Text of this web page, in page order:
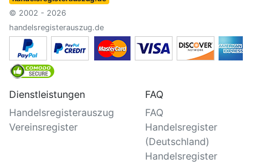
© 2002 - 2026
handelsregisterauszug.de
Dienstleistungen
Handelsregisterauszug
Vereinsregister
FAQ
FAQ
Handelsregister
(Deutschland)
Handelsregister